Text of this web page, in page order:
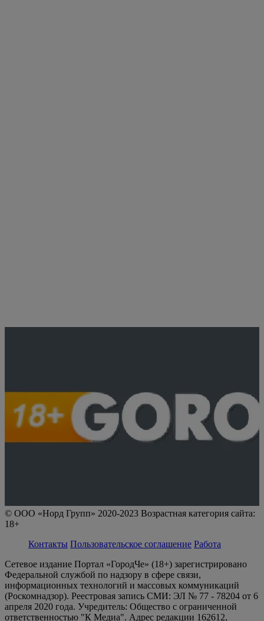
© ООО «Норд Групп» 2020-2023 Возрастная категория сайта:
18+
Контакты Пользовательское соглашение Работа
Сетевое издание Портал «ГородЧе» (18+) зарегистрировано
Федеральной службой по надзору в сфере связи,
информационных технологий и массовых коммуникаций
(Роскомнадзор). Реестровая запись СМИ: ЭЛ № 77 - 78204 от 6
апреля 2020 года. Учредитель: Общество с ограниченной
ответственностью "К Медиа". Адрес редакции 162612,